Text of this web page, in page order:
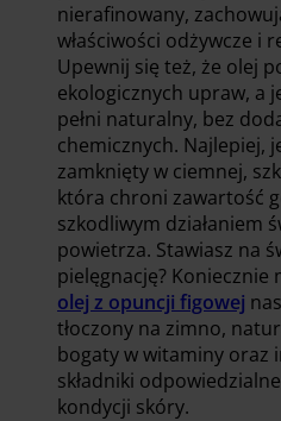
nierafinowany,
właściwości odżywcze i
Upewnij się też, że olej
ekologicznych upraw, a
pełni naturalny, bez
chemicznych. Najlepiej,
zamknięty w ciemnej,
która chroni zawartość
szkodliwym działaniem
powietrza. Stawiasz na
pielęgnację? Koniecznie
olej z opuncji figowej
tłoczony na zimno,
bogaty w witaminy oraz
składniki
kondycji skóry.